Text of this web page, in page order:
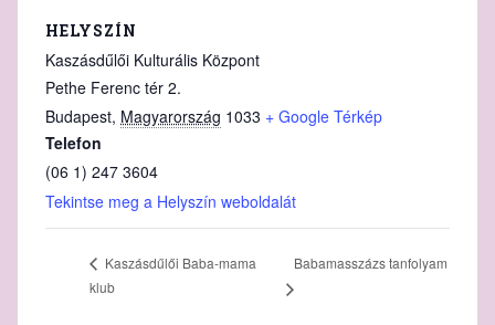
HELYSZÍN
Kaszásdűlői Kulturális Központ
Pethe Ferenc tér 2.
Budapest, Magyarország 1033 + Google Térkép
Telefon
(06 1) 247 3604
Tekintse meg a Helyszín weboldalát
Kaszásdűlői Baba-mama
klub
Babamasszázs tanfolyam